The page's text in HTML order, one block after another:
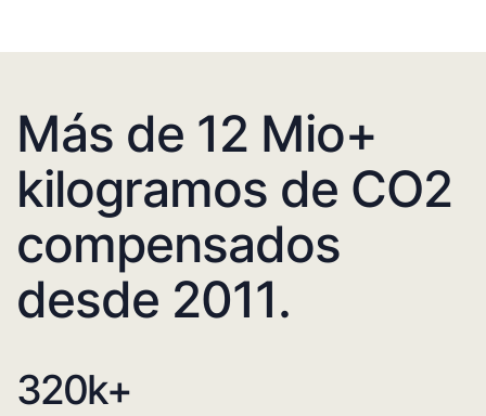
Más de 12 Mio+
kilogramos de CO2
compensados
desde 2011.
320k+